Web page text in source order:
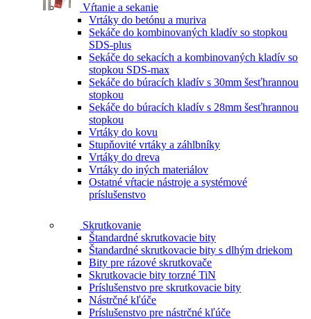
Vŕtanie a sekanie
Vrtáky do betónu a muriva
Sekáče do kombinovaných kladív so stopkou
SDS-plus
Sekáče do sekacích a kombinovaných kladív so
stopkou SDS-max
Sekáče do búracích kladív s 30mm šesťhrannou
stopkou
Sekáče do búracích kladív s 28mm šesťhrannou
stopkou
Vrtáky do kovu
Stupňovité vrtáky a záhlbníky
Vrtáky do dreva
Vrtáky do iných materiálov
Ostatné vŕtacie nástroje a systémové
príslušenstvo
Skrutkovanie
Štandardné skrutkovacie bity
Štandardné skrutkovacie bity s dlhým driekom
Bity pre rázové skrutkovače
Skrutkovacie bity torzné TiN
Príslušenstvo pre skrutkovacie bity
Nástrčné kľúče
Príslušenstvo pre nástrčné kľúče